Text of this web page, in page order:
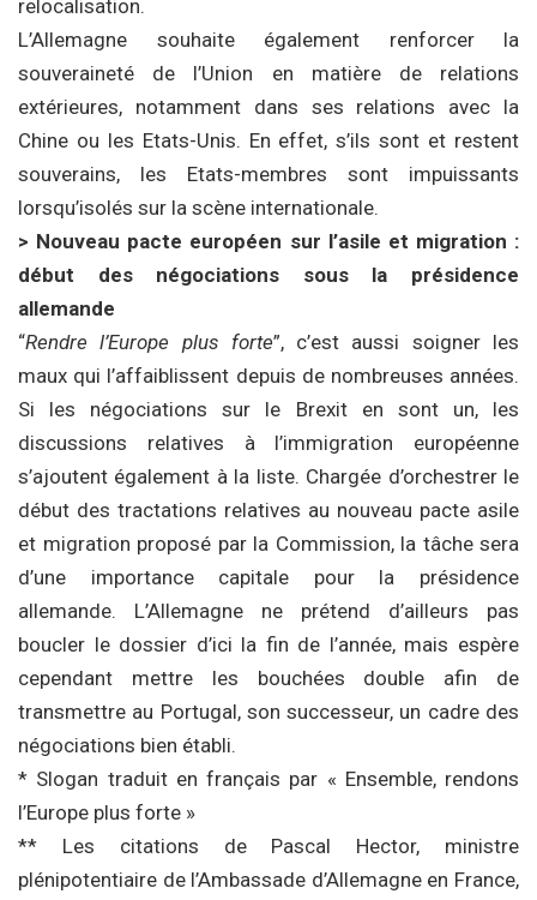
relocalisation.
L’Allemagne souhaite également renforcer la
souveraineté de l’Union en matière de relations
extérieures, notamment dans ses relations avec la
Chine ou les Etats-Unis. En effet, s’ils sont et restent
souverains, les Etats-membres sont impuissants
lorsqu’isolés sur la scène internationale.
> Nouveau pacte européen sur l’asile et migration :
début des négociations sous la présidence
allemande
“Rendre l’Europe plus forte”, c’est aussi soigner les
maux qui l’affaiblissent depuis de nombreuses années.
Si les négociations sur le Brexit en sont un, les
discussions relatives à l’immigration européenne
s’ajoutent également à la liste. Chargée d’orchestrer le
début des tractations relatives au nouveau pacte asile
et migration proposé par la Commission, la tâche sera
d’une importance capitale pour la présidence
allemande. L’Allemagne ne prétend d’ailleurs pas
boucler le dossier d’ici la fin de l’année, mais espère
cependant mettre les bouchées double afin de
transmettre au Portugal, son successeur, un cadre des
négociations bien établi.
* Slogan traduit en français par « Ensemble, rendons
l’Europe plus forte »
** Les citations de Pascal Hector, ministre
plénipotentiaire de l’Ambassade d’Allemagne en France,